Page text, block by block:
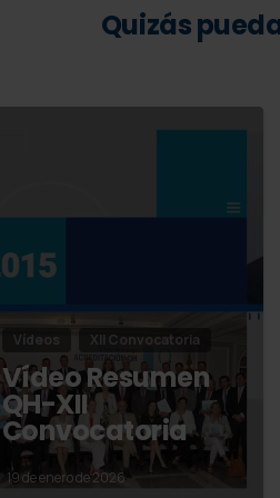
Quizás
Vídeos XII Convocatoria
Vídeo Resumen
QH-XII
Convocatoria
19 de enero de 2026